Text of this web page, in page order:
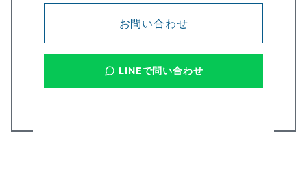
お問い合わせ
LINEで問い合わせ